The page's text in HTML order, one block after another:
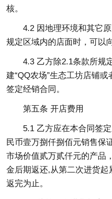
核。
4.2 因地理环境和其它
规定区域内的店面时，可以
4.3 乙方除2.1条款所规
建“QQ农场”生态工坊店铺
签定经销合同。
第五条 开店费用
5.1 乙方应在本合同签
民币壹万捌仟捌佰元销售保
市场价值贰万贰仟元的产品
金后期返还,从第二次进货起
返完为止。